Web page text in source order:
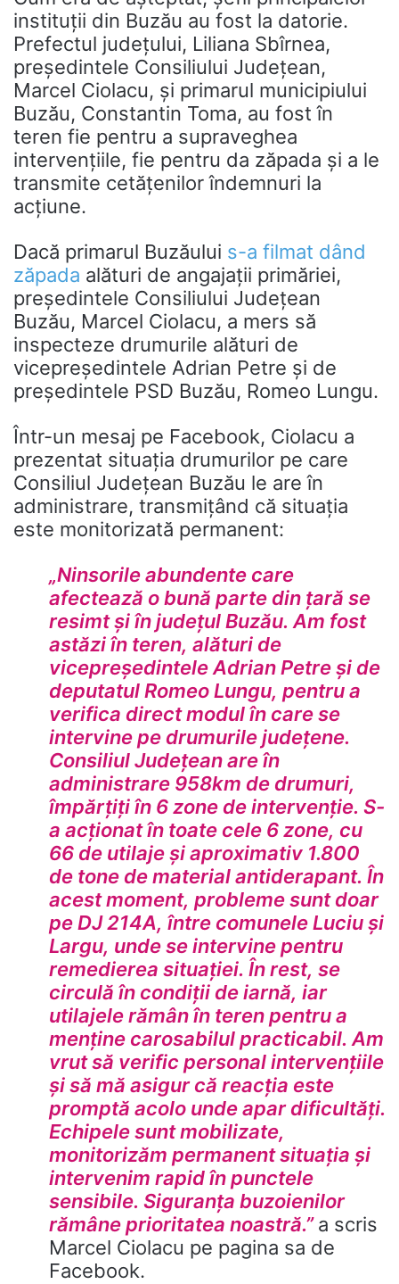
instituții din Buzău au fost la datorie.
Prefectul județului, Liliana Sbîrnea,
președintele Consiliului Județean,
Marcel Ciolacu, și primarul municipiului
Buzău, Constantin Toma, au fost în
teren fie pentru a supraveghea
intervențiile, fie pentru da zăpada și a le
transmite cetățenilor îndemnuri la
acțiune.
Dacă primarul Buzăului s-a filmat dând
zăpada alături de angajații primăriei,
președintele Consiliului Județean
Buzău, Marcel Ciolacu, a mers să
inspecteze drumurile alături de
vicepreședintele Adrian Petre și de
președintele PSD Buzău, Romeo Lungu.
Într-un mesaj pe Facebook, Ciolacu a
prezentat situația drumurilor pe care
Consiliul Județean Buzău le are în
administrare, transmițând că situația
este monitorizată permanent:
„Ninsorile abundente care
afectează o bună parte din țară se
resimt și în județul Buzău. Am fost
astăzi în teren, alături de
vicepreședintele Adrian Petre și de
deputatul Romeo Lungu, pentru a
verifica direct modul în care se
intervine pe drumurile județene.
Consiliul Județean are în
administrare 958km de drumuri,
împărțiți în 6 zone de intervenție. S-
a acționat în toate cele 6 zone, cu
66 de utilaje și aproximativ 1.800
de tone de material antiderapant. În
acest moment, probleme sunt doar
pe DJ 214A, între comunele Luciu și
Largu, unde se intervine pentru
remedierea situației. În rest, se
circulă în condiții de iarnă, iar
utilajele rămân în teren pentru a
menține carosabilul practicabil. Am
vrut să verific personal intervențiile
și să mă asigur că reacția este
promptă acolo unde apar dificultăți.
Echipele sunt mobilizate,
monitorizăm permanent situația și
intervenim rapid în punctele
sensibile. Siguranța buzoienilor
rămâne prioritatea noastră.” a scris
Marcel Ciolacu pe pagina sa de
Facebook.